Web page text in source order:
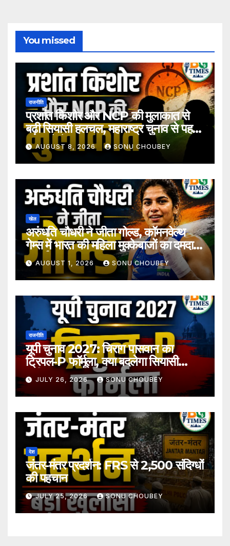
You missed
राजनीति
प्रशांत किशोर और NCP की मुलाकात से
बढ़ी सियासी हलचल, महाराष्ट्र चुनाव से पहले
अटकलें तेज
AUGUST 8, 2026 SONU CHOUBEY
खेल
अरुंधति चौधरी ने जीता गोल्ड, कॉमनवेल्थ
गेम्स में भारत की महिला मुक्केबाजों का दमदार
प्रदर्शन
AUGUST 1, 2026 SONU CHOUBEY
राजनीति
यूपी चुनाव 2027: चिराग पासवान का
ट्रिपल-P फॉर्मूला, क्या बदलेगा सियासी
समीकरण?
JULY 26, 2026 SONU CHOUBEY
देश
जंतर-मंतर प्रदर्शन: FRS से 2,500 संदिग्धों
की पहचान
JULY 25, 2026 SONU CHOUBEY